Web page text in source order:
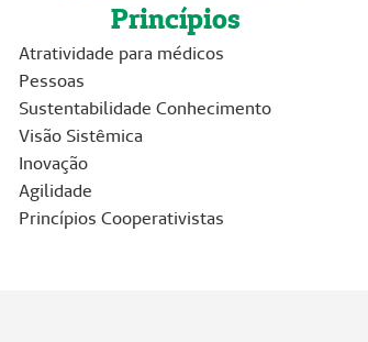
Princípios
Atratividade para médicos
Pessoas
Sustentabilidade Conhecimento
Visão Sistêmica
Inovação
Agilidade
Princípios Cooperativistas